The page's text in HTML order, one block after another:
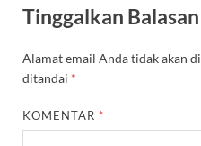
Tinggalkan Balasan
Alamat email Anda tidak akan
ditandai *
KOMENTAR *